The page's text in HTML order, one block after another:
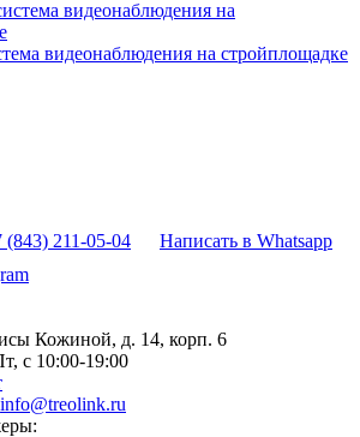
видеонаблюдения на стройплощадке
(843) 211-05-04
Написать в Whatsapp
Кожиной, д. 14, корп. 6
с 10:00-19:00
info@treolink.ru